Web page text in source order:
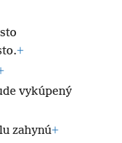
+
vykúpený
zahynú+